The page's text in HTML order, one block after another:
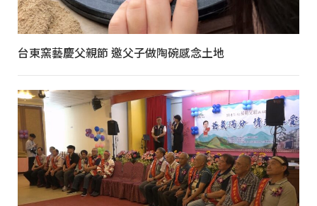
台東窯藝慶父親節 邀父子做陶碗感念土地